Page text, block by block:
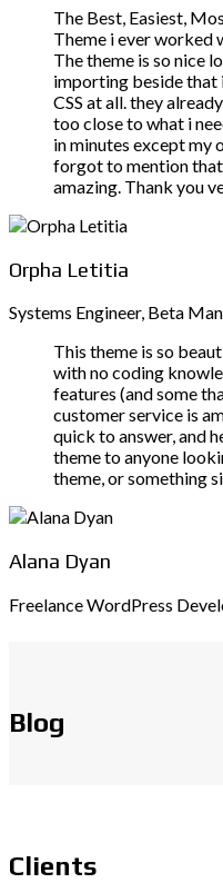
The Best, Easiest,
Theme i ever worked
The theme is so nice
importing beside that
CSS at all. they
too close to what i
in minutes except my
forgot to mention
amazing. Thank you
Orpha Letitia
Systems Engineer, Beta
This theme is so
with no coding
features (and some
customer service is
quick to answer, and
theme to anyone
theme, or something
Alana Dyan
Freelance WordPress
Blog
Clients